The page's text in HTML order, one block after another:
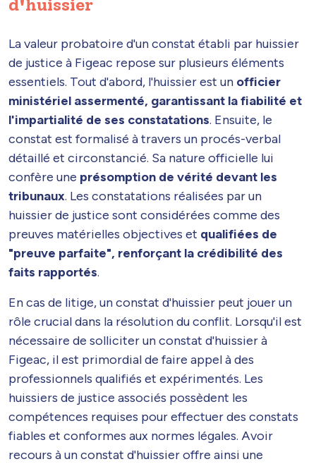
d'huissier
La valeur probatoire d'un constat établi par huissier
de justice à Figeac repose sur plusieurs éléments
essentiels. Tout d'abord, l'huissier est un officier
ministériel assermenté, garantissant la fiabilité et
l'impartialité de ses constatations. Ensuite, le
constat est formalisé à travers un procés-verbal
détaillé et circonstancié. Sa nature officielle lui
confère une présomption de vérité devant les
tribunaux. Les constatations réalisées par un
huissier de justice sont considérées comme des
preuves matérielles objectives et qualifiées de
"preuve parfaite", renforçant la crédibilité des
faits rapportés.
En cas de litige, un constat d'huissier peut jouer un
rôle crucial dans la résolution du conflit. Lorsqu'il est
nécessaire de solliciter un constat d'huissier à
Figeac, il est primordial de faire appel à des
professionnels qualifiés et expérimentés. Les
huissiers de justice associés possèdent les
compétences requises pour effectuer des constats
fiables et conformes aux normes légales. Avoir
recours à un constat d'huissier offre ainsi une